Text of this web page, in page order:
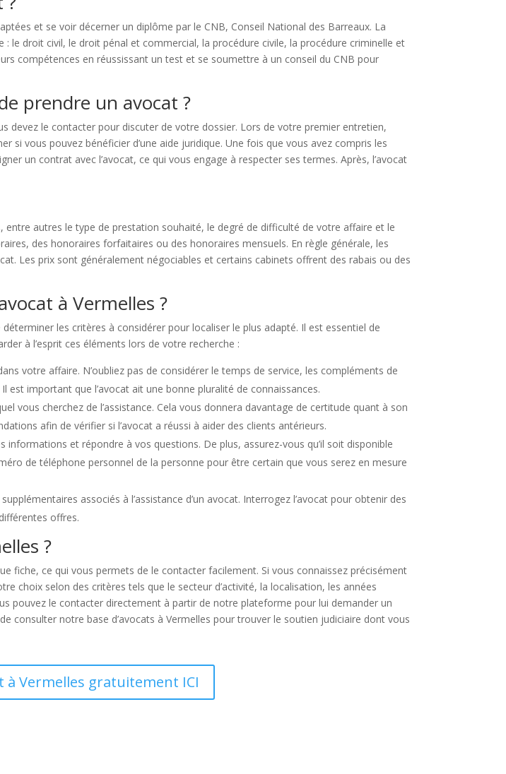
et se voir décerner un diplôme par le CNB, Conseil National des Barreaux. La
droit civil, le droit pénal et commercial, la procédure civile, la procédure criminelle et
compétences en réussissant un test et se soumettre à un conseil du CNB pour
prendre un avocat ?
devez le contacter pour discuter de votre dossier. Lors de votre premier entretien,
vous pouvez bénéficier d’une aide juridique. Une fois que vous avez compris les
un contrat avec l’avocat, ce qui vous engage à respecter ses termes. Après, l’avocat
autres le type de prestation souhaité, le degré de difficulté de votre affaire et le
des honoraires forfaitaires ou des honoraires mensuels. En règle générale, les
Les prix sont généralement négociables et certains cabinets offrent des rabais ou des
à Vermelles ?
les critères à considérer pour localiser le plus adapté. Il est essentiel de
à l’esprit ces éléments lors de votre recherche :
votre affaire. N’oubliez pas de considérer le temps de service, les compléments de
est important que l’avocat ait une bonne pluralité de connaissances.
vous cherchez de l’assistance. Cela vous donnera davantage de certitude quant à son
afin de vérifier si l’avocat a réussi à aider des clients antérieurs.
et répondre à vos questions. De plus, assurez-vous qu’il soit disponible
de téléphone personnel de la personne pour être certain que vous serez en mesure
associés à l’assistance d’un avocat. Interrogez l’avocat pour obtenir des
offres.
?
fiche, ce qui vous permets de le contacter facilement. Si vous connaissez précisément
choix selon des critères tels que le secteur d’activité, la localisation, les années
pouvez le contacter directement à partir de notre plateforme pour lui demander un
consulter notre base d’avocats à Vermelles pour trouver le soutien judiciaire dont vous
à Vermelles gratuitement ICI